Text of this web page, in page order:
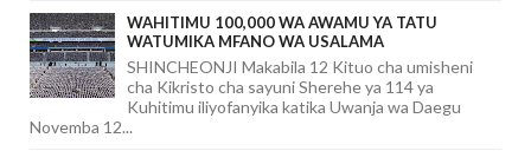
WAHITIMU 100,000 WA AWAMU YA TATU
WATUMIKA MFANO WA USALAMA
SHINCHEONJI Makabila 12 Kituo cha umisheni
cha Kikristo cha sayuni Sherehe ya 114 ya
Kuhitimu iliyofanyika katika Uwanja wa Daegu
Novemba 12...